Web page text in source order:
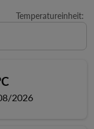
Temperatureinheit:
2026